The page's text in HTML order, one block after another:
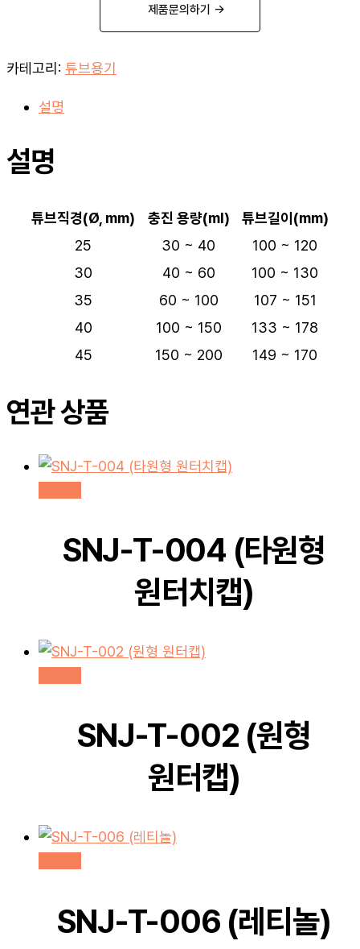
제품문의하기 →
카테고리: 튜브용기
설명
설명
튜브직경(Ø, mm) 충진 용량(ml)
튜브길이(mm)
25
30 ~ 40
100 ~ 120
30
40 ~ 60
100 ~ 130
35
60 ~ 100
107 ~ 151
40
100 ~ 150
133 ~ 178
45
150 ~ 200 149 ~ 170
연관 상품
SNJ-T-004 (타원형
원터치캡)
SNJ-T-002 (원형
원터캡)
SNJ-T-006 (레티놀)